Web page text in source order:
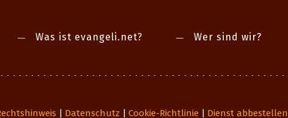
Was ist evangeli.net? Wer sind wir?
Datenschutz Cookie-Richtlinie Dienst abbestellen